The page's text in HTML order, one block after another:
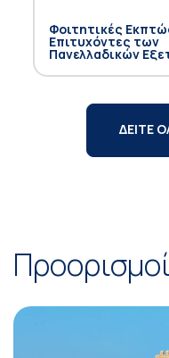
Φοιτητικές
Επιτυχόντες των
Πανελλαδικών
ΔΕΙΤΕ